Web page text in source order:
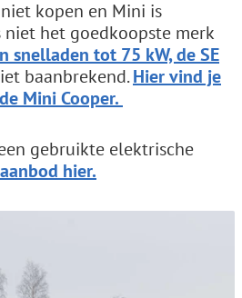
kopen en Mini is
het goedkoopste merk
snelladen tot 75 kW, de SE
baanbrekend.Hier vind je
Mini Cooper.
gebruikte elektrische
hier.